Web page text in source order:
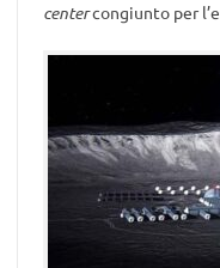
centercongiunto per